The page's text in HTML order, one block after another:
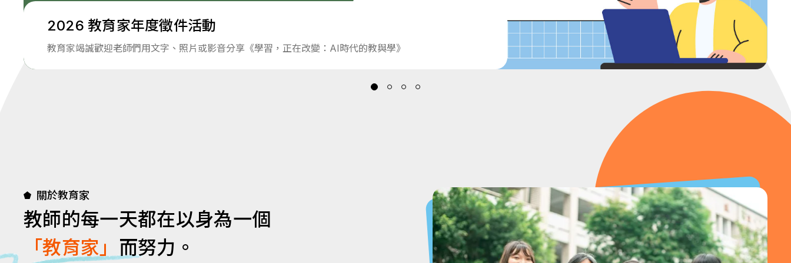
2026 教育家年度徵件活動
教育家竭誠歡迎老師們用文字、照片或影音分享《學習，正在改變：AI時代的教與學》
關於教育家
教師的每一天都在以身為一個
「教育家」 而努力。